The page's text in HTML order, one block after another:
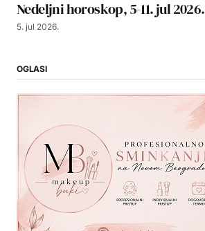
Nedeljni horoskop, 5-11. jul 2026.
5. jul 2026.
OGLASI